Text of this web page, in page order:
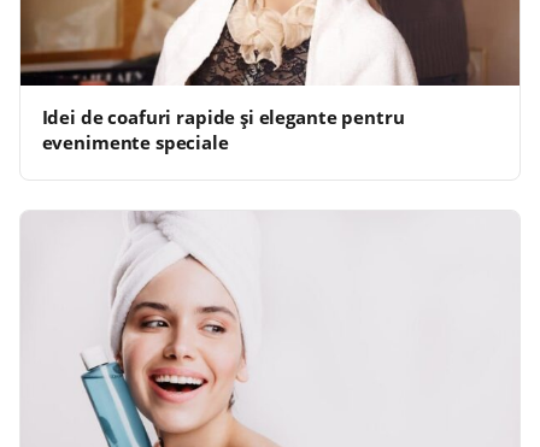
Idei de coafuri rapide și elegante pentru
evenimente speciale